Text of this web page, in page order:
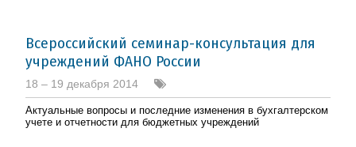
Всероссийский семинар-консультация для
учреждений ФАНО России
18 – 19 декабря 2014
Актуальные вопросы и последние изменения в бухгалтерском
учете и отчетности для бюджетных учреждений